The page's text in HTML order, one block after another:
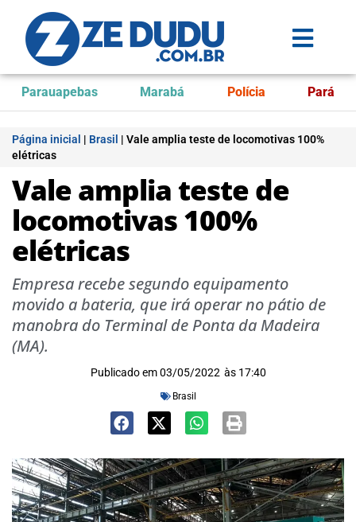
Parauapebas Marabá Polícia Pará
Página inicial | Brasil | Vale amplia teste de locomotivas 100%
elétricas
Vale amplia teste de
locomotivas 100%
elétricas
Empresa recebe segundo equipamento
movido a bateria, que irá operar no pátio de
manobra do Terminal de Ponta da Madeira
(MA).
Publicado em 03/05/2022 às 17:40
Brasil